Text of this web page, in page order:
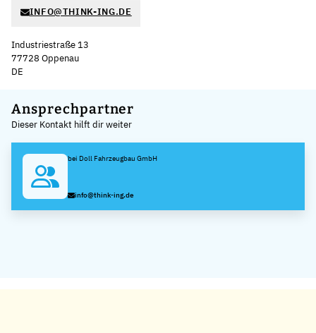
INFO@THINK-ING.DE
Industriestraße 13
77728 Oppenau
DE
+
−
Ansprechpartner
Dieser Kontakt hilft dir weiter
bei Doll Fahrzeugbau GmbH
info@think-ing.de